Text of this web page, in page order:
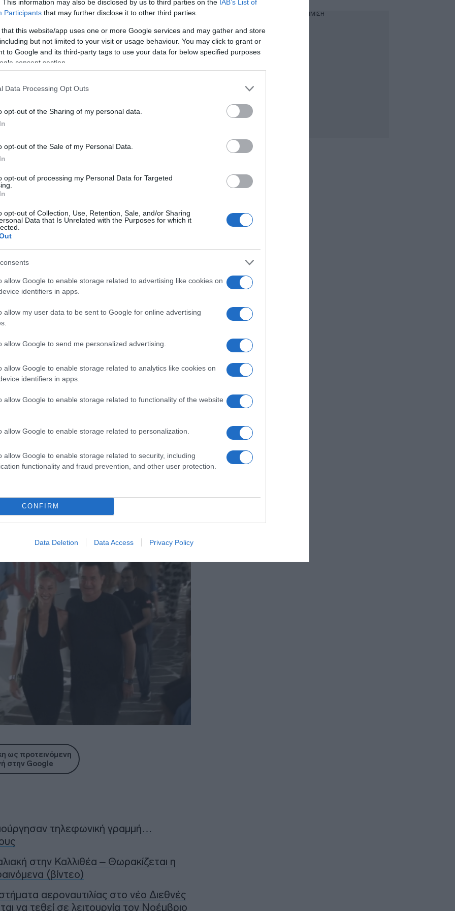
This information may also be disclosed by us to third parties on the IAB’s List of
Participants that may further disclose it to other third parties.
that this website/app uses one or more Google services and may gather and store
but not limited to your visit or usage behaviour. You may click to grant or
to Google and its third-party tags to use your data for below specified purposes
consent section.
Data Processing Opt Outs
opt-out of the Sharing of my personal data.
opt-out of the Sale of my Personal Data.
opt-out of processing my Personal Data for Targeted
opt-out of Collection, Use, Retention, Sale, and/or Sharing
Data that Is Unrelated with the Purposes for which it
allow Google to enable storage related to advertising like cookies on
identifiers in apps.
allow my user data to be sent to Google for online advertising
allow Google to send me personalized advertising.
allow Google to enable storage related to analytics like cookies on
identifiers in apps.
allow Google to enable storage related to functionality of the website
allow Google to enable storage related to personalization.
allow Google to enable storage related to security, including
functionality and fraud prevention, and other user protection.
CONFIRM
Data Deletion Data Access Privacy Policy
Παντρεύτηκε την 25χρονη σύντροφό
στον φωτογραφικό φακό, με
Τούρκου μεγιστάνα να μαγνητίζει όλα
η Ayca Cagla Altunkaya επισφράγισαν
του 2024στην
Acun Media, γνωστός και για την
συνολικά τέσσερις γάμους και
ως προτεινόμενη
στην Google
τηλεφωνική γραμμή…
στην Καλλιθέα – Θωρακίζεται η
(βίντεο)
αεροναυτιλίας στο νέο Διεθνές
να τεθεί σε λειτουργία τον Νοέμβριο
ΔΙΑΦΗΜΙΣΗ